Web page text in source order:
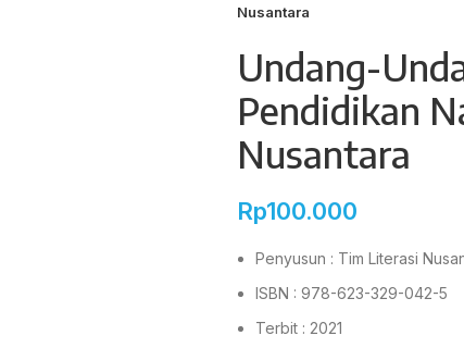
Nusantara
Undang-
Pendidikan
Nusantara
Rp100.000
Penyusun : Tim Literasi
ISBN : 978-623-329-042-5
Terbit : 2021